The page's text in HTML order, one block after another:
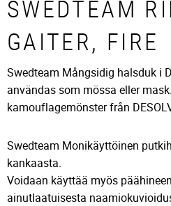
SWEDTEAM
GAITER, FIRE
Swedteam Mångsidig halsduk i
användas som mössa eller
kamouflagemönster från
Swedteam Monikäyttöinen
kankaasta.
Voidaan käyttää myös
ainutlaatuisesta